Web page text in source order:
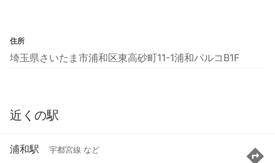
住所
埼玉県さいたま市浦和区東高砂町11-1浦和パルコB1F
近くの駅
浦和駅 宇都宮線 など